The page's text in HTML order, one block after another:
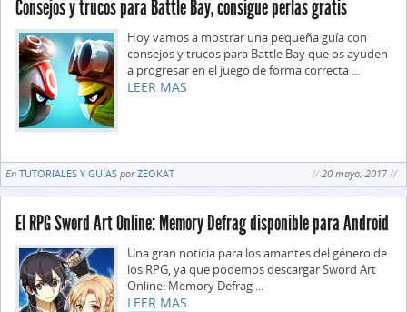
Consejos y trucos para Battle Bay, consigue perlas gratis
Hoy vamos a mostrar una pequeña guía con
consejos y trucos para Battle Bay que os ayuden
a progresar en el juego de forma correcta ...
LEER MAS
En TUTORIALES Y GUÍAS porZEOKAT 20 mayo, 2017
El RPG Sword Art Online: Memory Defrag disponible para Android
Una gran noticia para los amantes del género de
los RPG, ya que podemos descargar Sword Art
Online: Memory Defrag ...
LEER MAS